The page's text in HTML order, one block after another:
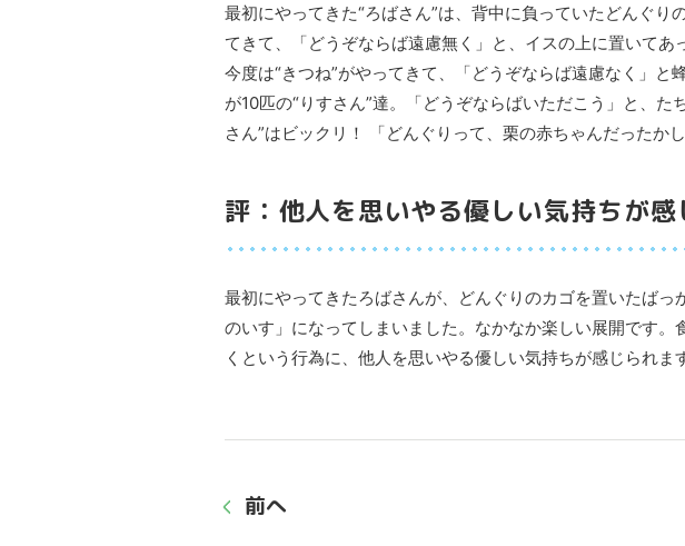
最初にやってきた“ろばさん”は、背中に負っていたどんぐ
てきて、「どうぞならば遠慮無く」と、イスの上に置いてあ
今度は“きつね”がやってきて、「どうぞならば遠慮なく」
が10匹の“りすさん”達。「どうぞならばいただこう」と、
さん”はビックリ！ 「どんぐりって、栗の赤ちゃんだったか
評：他人を思いやる優しい気持ちが
最初にやってきたろばさんが、どんぐりのカゴを置いたばっ
のいす」になってしまいました。なかなか楽しい展開です
くという行為に、他人を思いやる優しい気持ちが感じられま
前へ